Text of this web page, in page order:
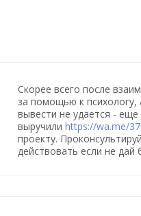
Скорее всего после
за помощью к психологу,
вывести не удается -
выручили https://wa.me/
проекту.
действовать если не дай